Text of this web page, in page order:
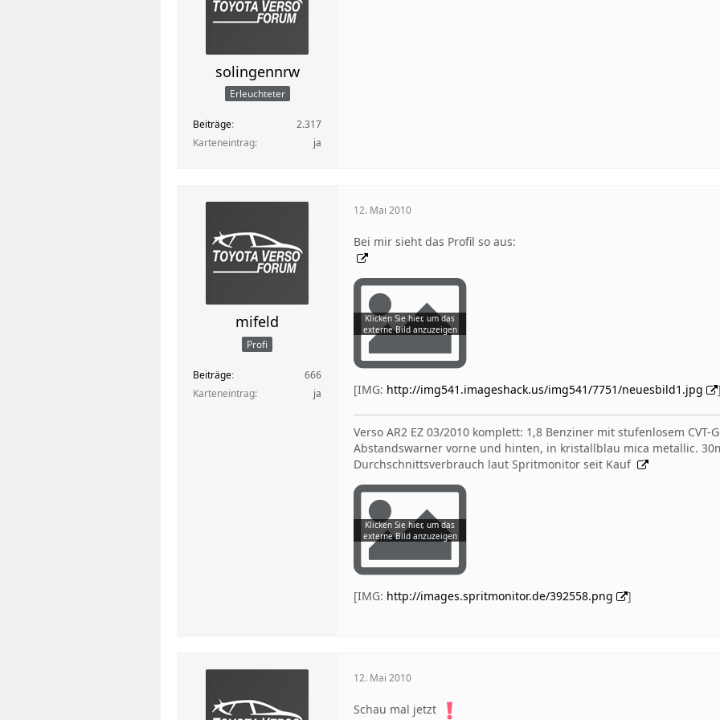
solingennrw
Erleuchteter
Beiträge
2.317
Karteneintrag
ja
mifeld
Profi
Beiträge
666
Karteneintrag
ja
12. Mai 2010
Bei mir sieht das Profil so aus:
[IMG: http://img541.imageshack.us/img541/7751/neuesbild1.jpg
Verso AR2 EZ 03/2010 komplett: 1,8 Benziner mit stufenlosem
Abstandswarner vorne und hinten, in kristallblau mica metallic.
Durchschnittsverbrauch laut Spritmonitor seit Kauf
[IMG: http://images.spritmonitor.de/392558.png ]
12. Mai 2010
Schau mal jetzt